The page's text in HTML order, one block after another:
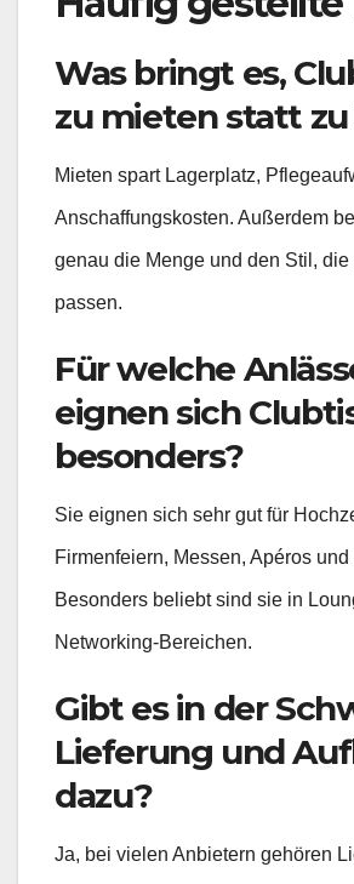
Was bringt es,
zu mieten statt
Mieten spart Lagerplatz,
Anschaffungskosten. Außerdem
genau die Menge und den Stil, die
passen.
Für welche
eignen sich
besonders?
Sie eignen sich sehr gut für
Firmenfeiern, Messen, Apéros
Besonders beliebt sind sie in
Networking-Bereichen.
Gibt es in der
Lieferung und
dazu?
Ja, bei vielen Anbietern gehören